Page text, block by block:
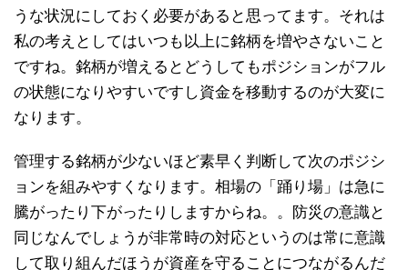
うな状況にしておく必要があると思ってます。それは
私の考えとしてはいつも以上に銘柄を増やさないこと
ですね。銘柄が増えるとどうしてもポジションがフル
の状態になりやすいですし資金を移動するのが大変に
なります。
管理する銘柄が少ないほど素早く判断して次のポジシ
ョンを組みやすくなります。相場の「踊り場」は急に
騰がったり下がったりしますからね。。防災の意識と
同じなんでしょうが非常時の対応というのは常に意識
して取り組んだほうが資産を守ることにつながるんだ